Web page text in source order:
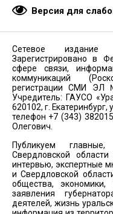
Версия для
Сетевое издание
Зарегистрировано в
сфере связи,
коммуникаций
регистрации СМИ
Учредитель: ГАУСО
620102, г.
телефон +7 (343)
Олегович.
Публикуем
Свердловской
интервью, экспертные
и Свердловской
общества, экономики,
заявления
деятелей, жизнь